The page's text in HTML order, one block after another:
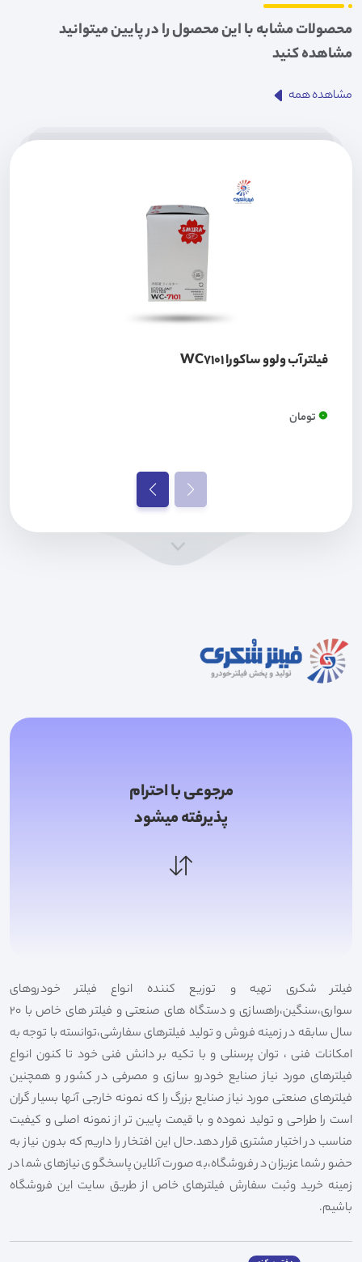
محصولات مشابه با این محصول را در پایین میتوانید
مشاهده کنید
مشاهده همه
فيلتر آب ولوو ساکورا WC7101
0تومان
مرجوعی با احترام
پذیرفته میشود
فیلتر شکری تهیه و توزیع کننده انواع فیلتر خودروهای
سواری،سنگین،راهسازی و دستگاه های صنعتی و فیلتر های خاص با 20
سال سابقه در زمینه فروش و تولید فیلترهای سفارشی،توانسته با توجه به
امکانات فنی ، توان پرسنلی و با تکیه بر دانش فنی خود تا کنون انواع
فیلترهای مورد نیاز صنایع خودرو سازی و مصرفی در کشور و همچنین
فیلترهای صنعتی مورد نیاز صنایع بزرگ را که نمونه خارجی آنها بسیار گران
است را طراحی و تولید نموده و با قیمت پایین تر از نمونه اصلی و کیفیت
مناسب در اختیار مشتری قرار دهد.حال این افتخار را داریم که بدون نیاز به
حضور شما عزیزان در فروشگاه،به صورت آنلاین پاسخگوی نیازهای شما در
زمینه خرید وثبت سفارش فیلترهای خاص از طریق سایت این فروشگاه
باشیم.